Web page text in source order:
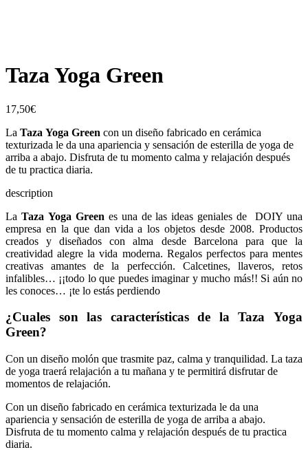
Taza Yoga Green
17,50€
La Taza Yoga Green con un diseño fabricado en cerámica
texturizada le da una apariencia y sensación de esterilla de yoga de
arriba a abajo. Disfruta de tu momento calma y relajación después
de tu practica diaria.
description
La Taza Yoga Green es una de las ideas geniales de DOIY una
empresa en la que dan vida a los objetos desde 2008. Productos
creados y diseñados con alma desde Barcelona para que la
creatividad alegre la vida moderna. Regalos perfectos para mentes
creativas amantes de la perfección. Calcetines, llaveros, retos
infalibles… ¡¡todo lo que puedes imaginar y mucho más!! Si aún no
les conoces… ¡te lo estás perdiendo
¿Cuales son las características de la Taza Yoga
Green?
Con un diseño molón que trasmite paz, calma y tranquilidad. La taza
de yoga traerá relajación a tu mañana y te permitirá disfrutar de
momentos de relajación.
Con un diseño fabricado en cerámica texturizada le da una
apariencia y sensación de esterilla de yoga de arriba a abajo.
Disfruta de tu momento calma y relajación después de tu practica
diaria.